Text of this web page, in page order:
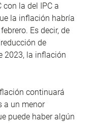
la del IPC a
la inflación habría
Es decir, de
de
2023, la inflación
continuará
a un menor
puede haber algún